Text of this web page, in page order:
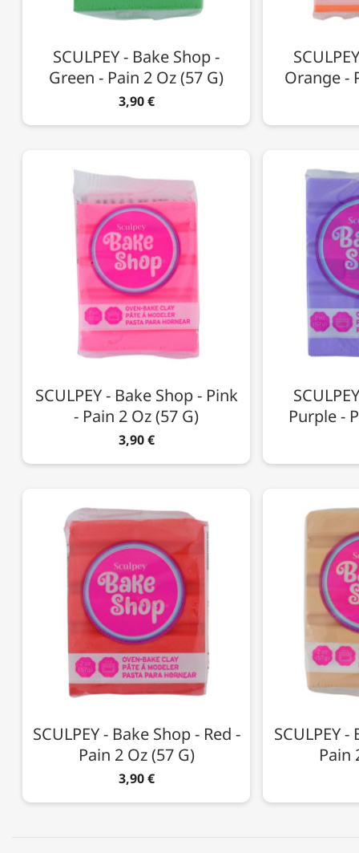
SCULPEY - Bake Shop -
Green - Pain 2 Oz (57 G)
3,90 €
Orange -
SCULPEY - Bake Shop - Pink
- Pain 2 Oz (57 G)
3,90 €
Purple -
SCULPEY - Bake Shop - Red -
Pain 2 Oz (57 G)
3,90 €
SCULPEY
Pain